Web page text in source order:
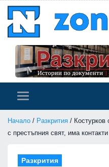
Начало / Разкрития / Костурков
с престъпния свят, има
Разкрития